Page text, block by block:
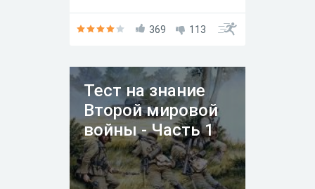
всех разделов темы.
369 113
Тест на знание
Второй мировой
войны - Часть 1